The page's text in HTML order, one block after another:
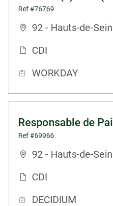
Ref #76769
92 - Hauts-de-
CDI
WORKDAY
Responsable de
Ref #69966
92 - Hauts-de-
CDI
DECIDIUM